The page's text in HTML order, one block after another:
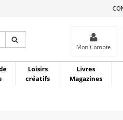
Mon Compte
Loisirs
créatifs
Livres
Magazines